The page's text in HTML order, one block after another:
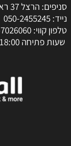
סניפים: הרצל 37 ראשון לציון
נייד: 050-2455245
טלפון קווי:
שעות פתיחה 10:00-18:00